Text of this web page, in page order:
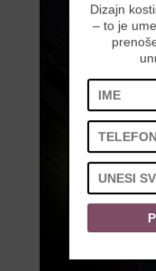
Dizajn
– to je